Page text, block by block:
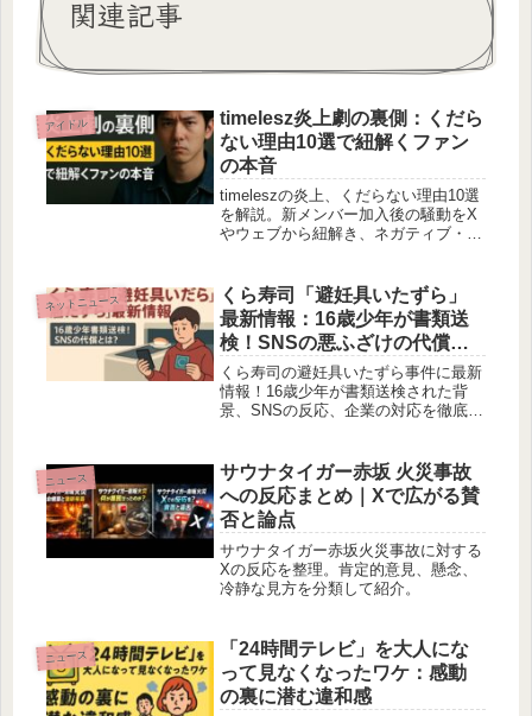
関連記事
アイドル
timelesz炎上劇の裏側：くだら
ない理由10選で紐解くファン
の本音
timeleszの炎上、くだらない理由10選
を解説。新メンバー加入後の騒動をX
やウェブから紐解き、ネガティブ・ポ
ネットニュース
くら寿司「避妊具いたずら」
最新情報：16歳少年が書類送
検！SNSの悪ふざけの代償と
は？
くら寿司の避妊具いたずら事件に最新
情報！16歳少年が書類送検された背
景、SNSの反応、企業の対応を徹底解
ニュース
サウナタイガー赤坂 火災事故
への反応まとめ｜Xで広がる賛
否と論点
サウナタイガー赤坂火災事故に対する
Xの反応を整理。肯定的意見、懸念、
冷静な見方を分類して紹介。
ニュース
「24時間テレビ」を大人にな
って見なくなったワケ：感動
の裏に潜む違和感